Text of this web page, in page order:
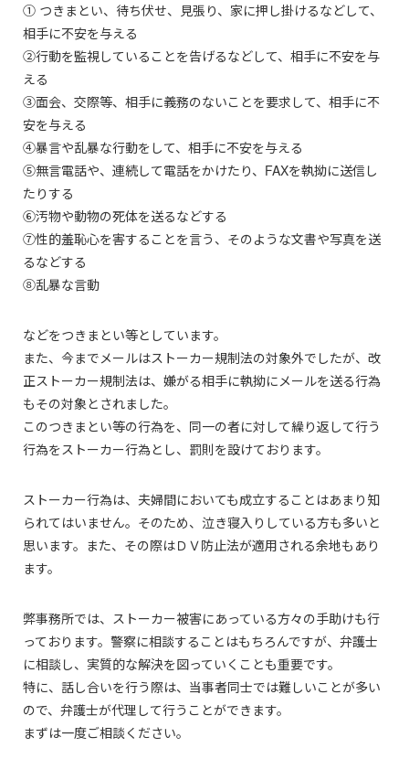
① つきまとい、待ち伏せ、見張り、家に押し掛けるなどして、
相手に不安を与える
②行動を監視していることを告げるなどして、相手に不安を与
える
③面会、交際等、相手に義務のないことを要求して、相手に不
安を与える
④暴言や乱暴な行動をして、相手に不安を与える
⑤無言電話や、連続して電話をかけたり、FAXを執拗に送信し
たりする
⑥汚物や動物の死体を送るなどする
⑦性的羞恥心を害することを言う、そのような文書や写真を送
るなどする
⑧乱暴な言動
などをつきまとい等としています。
また、今までメールはストーカー規制法の対象外でしたが、改
正ストーカー規制法は、嫌がる相手に執拗にメールを送る行為
もその対象とされました。
このつきまとい等の行為を、同一の者に対して繰り返して行う
行為をストーカー行為とし、罰則を設けております。
ストーカー行為は、夫婦間においても成立することはあまり知
られてはいません。そのため、泣き寝入りしている方も多いと
思います。また、その際はＤＶ防止法が適用される余地もあり
ます。
弊事務所では、ストーカー被害にあっている方々の手助けも行
っております。警察に相談することはもちろんですが、弁護士
に相談し、実質的な解決を図っていくことも重要です。
特に、話し合いを行う際は、当事者同士では難しいことが多い
ので、弁護士が代理して行うことができます。
まずは一度ご相談ください。